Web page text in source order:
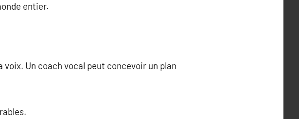
entier.
Un coach vocal peut concevoir un plan